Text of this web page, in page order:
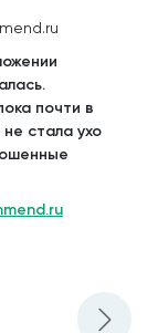
почти в
стала ухо